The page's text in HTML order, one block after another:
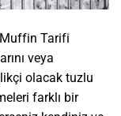
Muffin Tarifi
veya
olacak tuzlu
farklı bir